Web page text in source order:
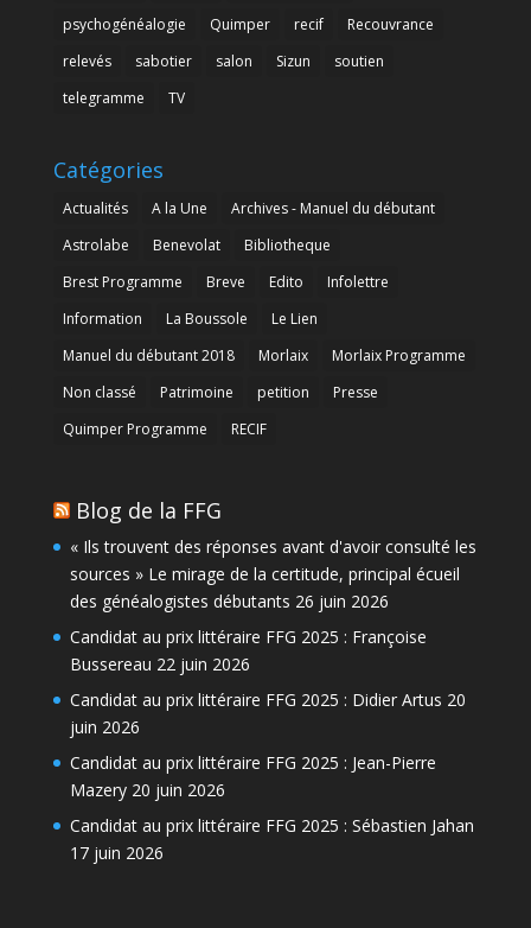
psychogénéalogie
Quimper recif
Recouvrance
relevés
sabotier salon Sizun
soutien
telegramme
TV
Catégories
Actualités A la Une
Archives - Manuel du débutant
Astrolabe
Benevolat
Bibliotheque
Brest Programme
Breve Edito
Infolettre
Information
La Boussole
Le Lien
Manuel du débutant 2018
Morlaix
Morlaix Programme
Non classé
Patrimoine petition
Presse
Quimper Programme
RECIF
Blog de la FFG
« Ils trouvent des réponses avant d'avoir consulté les
sources » Le mirage de la certitude, principal écueil
des généalogistes débutants 26 juin 2026
Candidat au prix littéraire FFG 2025 : Françoise
Bussereau 22 juin 2026
Candidat au prix littéraire FFG 2025 : Didier Artus 20
juin 2026
Candidat au prix littéraire FFG 2025 : Jean-Pierre
Mazery 20 juin 2026
Candidat au prix littéraire FFG 2025 : Sébastien Jahan
17 juin 2026